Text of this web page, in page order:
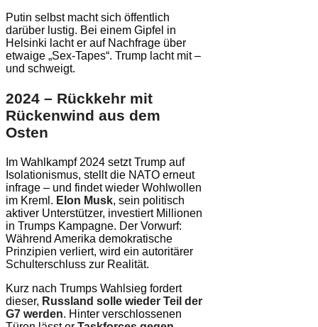
Putin selbst macht sich öffentlich
darüber lustig. Bei einem Gipfel in
Helsinki lacht er auf Nachfrage über
etwaige „Sex-Tapes“. Trump lacht mit –
und schweigt.
2024 – Rückkehr mit
Rückenwind aus dem
Osten
Im Wahlkampf 2024 setzt Trump auf
Isolationismus, stellt die NATO erneut
infrage – und findet wieder Wohlwollen
im Kreml. Elon Musk, sein politisch
aktiver Unterstützer, investiert Millionen
in Trumps Kampagne. Der Vorwurf:
Während Amerika demokratische
Prinzipien verliert, wird ein autoritärer
Schulterschluss zur Realität.
Kurz nach Trumps Wahlsieg fordert
dieser, Russland solle wieder Teil der
G7 werden. Hinter verschlossenen